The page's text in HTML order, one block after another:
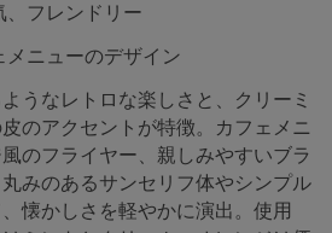
、フレンドリー
メニューのデザイン
うなレトロな楽しさと、クリーミ
のアクセントが特徴。カフェメニ
のフライヤー、親しみやすいブラ
みのあるサンセリフ体やシンプル
懐かしさを軽やかに演出。使用